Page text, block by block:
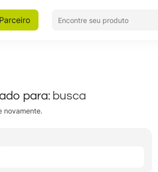
Encontre seu produto
para: busca
novamente.